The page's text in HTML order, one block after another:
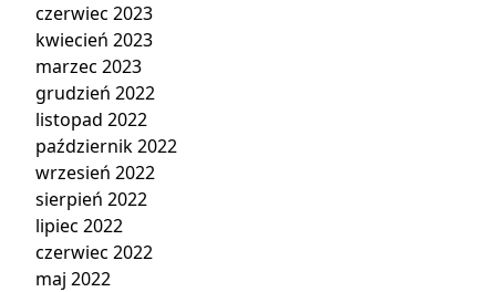
czerwiec 2023
kwiecień 2023
marzec 2023
grudzień 2022
listopad 2022
październik 2022
wrzesień 2022
sierpień 2022
lipiec 2022
czerwiec 2022
maj 2022